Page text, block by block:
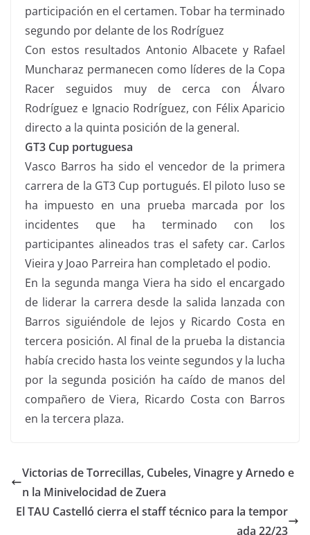
participación en el certamen. Tobar ha terminado
segundo por delante de los Rodríguez
Con estos resultados Antonio Albacete y Rafael
Muncharaz permanecen como líderes de la Copa
Racer seguidos muy de cerca con Álvaro
Rodríguez e Ignacio Rodríguez, con Félix Aparicio
directo a la quinta posición de la general.
GT3 Cup portuguesa
Vasco Barros ha sido el vencedor de la primera
carrera de la GT3 Cup portugués. El piloto luso se
ha impuesto en una prueba marcada por los
incidentes que ha terminado con los
participantes alineados tras el safety car. Carlos
Vieira y Joao Parreira han completado el podio.
En la segunda manga Viera ha sido el encargado
de liderar la carrera desde la salida lanzada con
Barros siguiéndole de lejos y Ricardo Costa en
tercera posición. Al final de la prueba la distancia
había crecido hasta los veinte segundos y la lucha
por la segunda posición ha caído de manos del
compañero de Viera, Ricardo Costa con Barros
en la tercera plaza.
Victorias de Torrecillas, Cubeles, Vinagre y Arnedo e
n la Minivelocidad de Zuera
El TAU Castelló cierra el staff técnico para la tempor
ada 22/23